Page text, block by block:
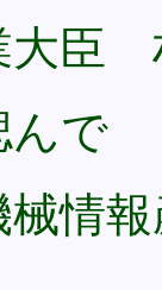
大臣
んで
械情